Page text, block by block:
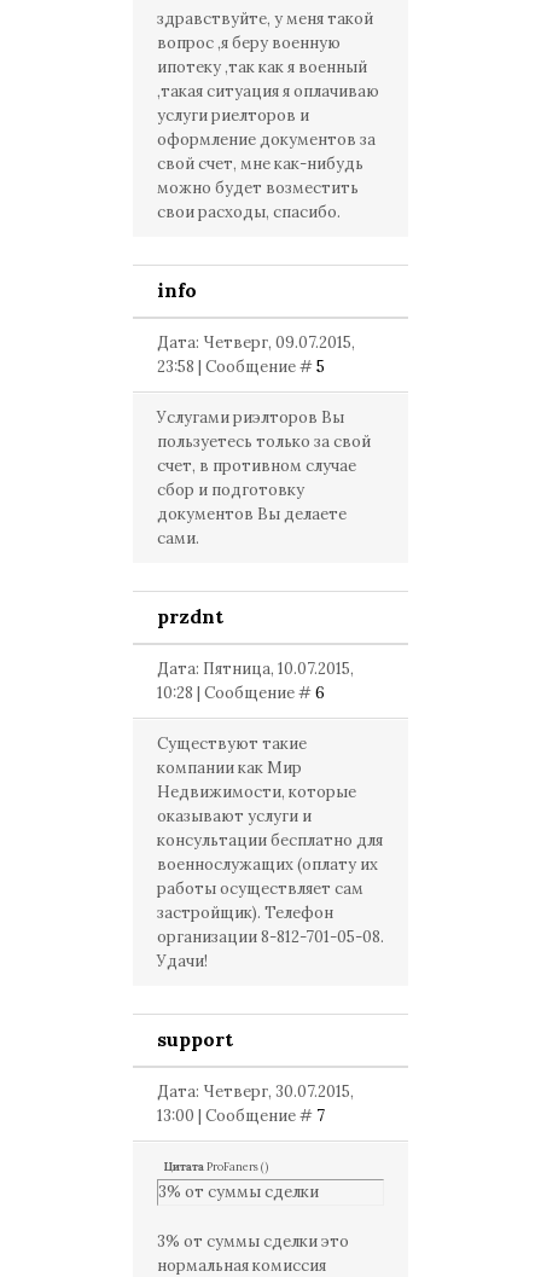
здравствуйте, у меня такой
вопрос ,я беру военную
ипотеку ,так как я военный
,такая ситуация я оплачиваю
услуги риелторов и
оформление документов за
свой счет, мне как-нибудь
можно будет возместить
свои расходы, спасибо.
info
Дата: Четверг, 09.07.2015,
23:58 | Сообщение #5
Услугами риэлторов Вы
пользуетесь только за свой
счет, в противном случае
сбор и подготовку
документов Вы делаете
сами.
przdnt
Дата: Пятница, 10.07.2015,
10:28 | Сообщение #6
Существуют такие
компании как Мир
Недвижимости, которые
оказывают услуги и
консультации бесплатно для
военнослужащих (оплату их
работы осуществляет сам
застройщик). Телефон
организации 8-812-701-05-08.
Удачи!
support
Дата: Четверг, 30.07.2015,
13:00 | Сообщение # 7
ЦитатаProFaners()
3% от суммы сделки
3% от суммы сделки это
нормальная комиссия